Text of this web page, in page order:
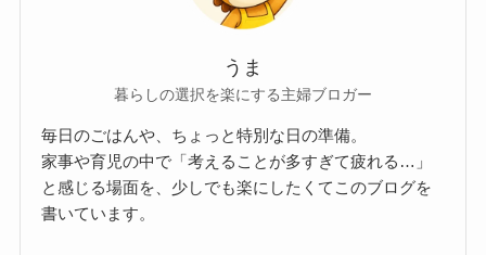
うま
暮らしの選択を楽にする主婦ブロガー
毎日のごはんや、ちょっと特別な日の準備。
家事や育児の中で「考えることが多すぎて疲れる…」
と感じる場面を、少しでも楽にしたくてこのブログを
書いています。